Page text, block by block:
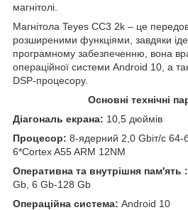
магнітолі.
Магнітола Teyes CC3 2k – це
розширеними функціями, завдяки
програмному забезпеченню, вона
операційної системи Android 10, а
DSP-процесору.
Основні технічні
Діагональ екрана: 10,5 дюймів
Процесор: 8-ядерний 2,0 Gbіт/с 64-
6*Cortex A55 ARM 12NM
Оперативна та внутрішня пам'ять :
Gb, 6 Gb-128 Gb
Операційна система: Android 10